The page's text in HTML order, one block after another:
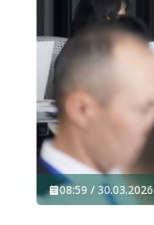
08:59 / 30.03.2026